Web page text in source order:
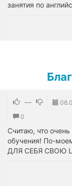
занятия по
—
0
Считаю, что
обучения! По-
ДЛЯ СЕБЯ СВОЮ